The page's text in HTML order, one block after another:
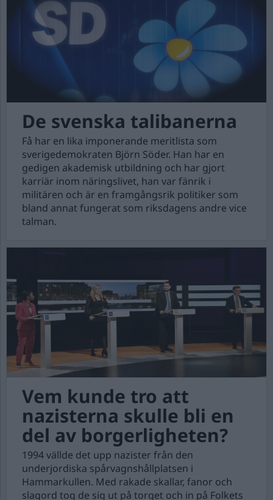
De svenska talibanerna
Få har en lika imponerande meritlista som
sverigedemokraten Björn Söder. Han har en
gedigen akademisk utbildning och har gjort
karriär inom näringslivet, han var fänrik i
militären och är en framgångsrik politiker som
bland annat fungerat som riksdagens andre vice
talman.
Vem kunde tro att
nazisterna skulle bli en
del av borgerligheten?
1994 vällde det upp nazister från den
underjordiska spårvagnshållplatsen i
Hammarkullen. Med rakade skallar, fanor och
slagord tog de sig ut på torget och in på Folkets